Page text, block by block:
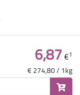
6,87€1
€ 274,80 / 1kg